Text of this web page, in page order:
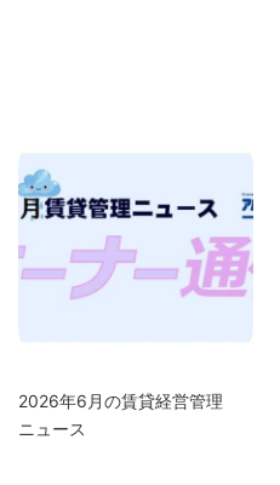
2026年6月の賃貸経営管理
ニュース